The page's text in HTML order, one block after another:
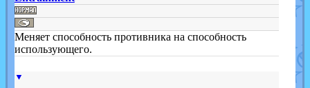
Меняет способность противника на способность
использующего.
▼